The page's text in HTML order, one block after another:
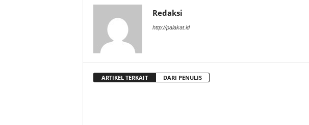
Redaksi
http://palakat.id
ARTIKEL TERKAIT DARI PENULIS